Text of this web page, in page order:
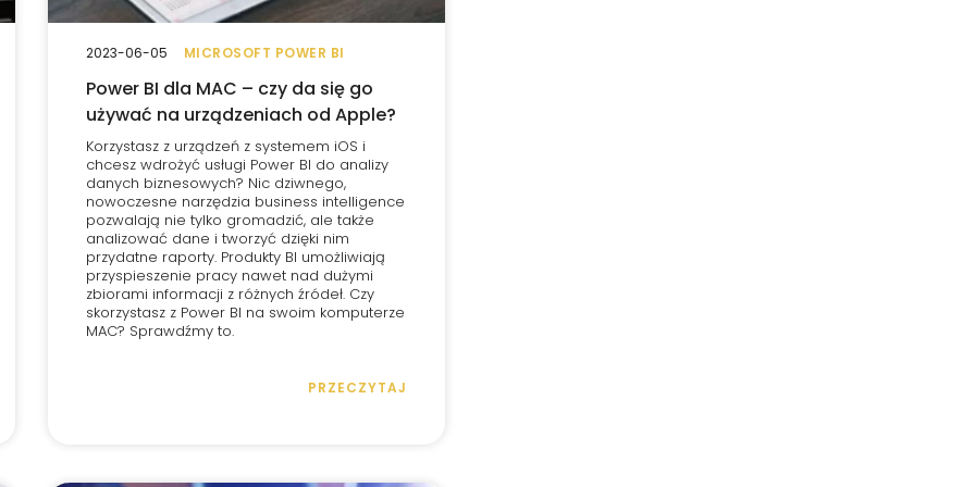
MICROSOFT POWER BI
Power BI dla MAC – czy da się go
używać na urządzeniach od Apple?
Korzystasz z urządzeń z systemem iOS i
chcesz wdrożyć usługi Power BI do analizy
danych biznesowych? Nic dziwnego,
nowoczesne narzędzia business intelligence
pozwalają nie tylko gromadzić, ale także
analizować dane i tworzyć dzięki nim
przydatne raporty. Produkty BI umożliwiają
przyspieszenie pracy nawet nad dużymi
zbiorami informacji z różnych źródeł. Czy
skorzystasz z Power BI na swoim komputerze
MAC? Sprawdźmy to.
PRZECZYTAJ
2023-06-05